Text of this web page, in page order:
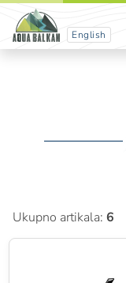
English
Ukupno artikala: 6